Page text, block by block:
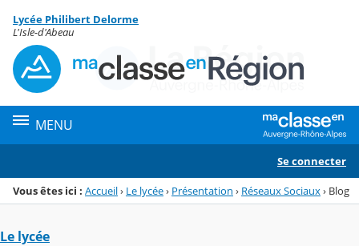
Menu de la rubrique
Contenu
Lycée Philibert Delorme
L'Isle-d'Abeau
MENU
Se connecter
Vous êtes ici : Accueil› Le lycée› Présentation › Réseaux Sociaux› Blog
Le lycée